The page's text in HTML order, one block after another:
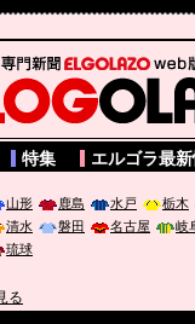
web版 BLOGOLA
特集 エルゴラ最
山形 鹿島 水戸 栃木
清水 磐田 名古屋 岐
琉球
る